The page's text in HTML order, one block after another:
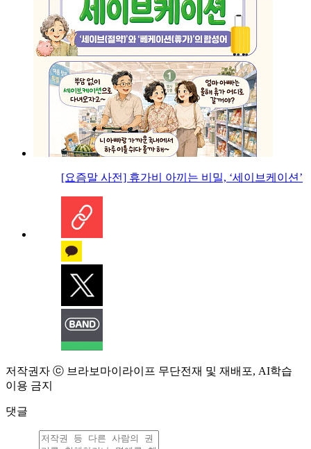
[요즘말 사전] 휴가비 아끼는 비밀, ‘세이브케이션’
저작권자 ⓒ 브라보마이라이프 무단전재 및 재배포, AI학습
이용 금지
댓글